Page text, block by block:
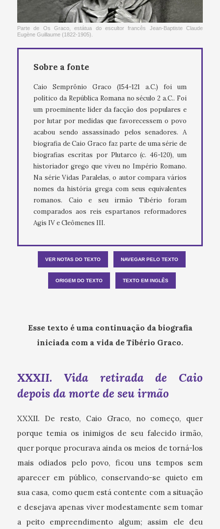
Parte de Os Graco, estátua do escultor francês Jean-Baptiste Claude
Eugène Guillaume (1822-1905).
Sobre a fonte
Caio Semprônio Graco (154-121 a.C.) foi um
político da República Romana no século 2 a.C.. Foi
um proeminente líder da facção dos populares e
por lutar por medidas que favorecessem o povo
acabou sendo assassinado pelos senadores. A
biografia de Caio Graco faz parte de uma série de
biografias escritas por Plutarco (c. 46-120), um
historiador grego que viveu no Império Romano.
Na série Vidas Paralelas, o autor compara vários
nomes da história grega com seus equivalentes
romanos. Caio e seu irmão Tibério foram
comparados aos reis espartanos reformadores
Agis IV e Cleômenes III.
VER NOTAS DO TEXTO NAVEGAR PELO TEXTO
ORIGEM DO TEXTO TEXTO EM INGLÊS
Esse texto é uma continuação da biografia
iniciada com a vida de Tibério Graco.
XXXII. Vida retirada de Caio
depois da morte de seu irmão
XXXII. De resto, Caio Graco, no começo, quer
porque temia os inimigos de seu falecido irmão,
quer porque procurava ainda os meios de torná-los
mais odiados pelo povo, ficou uns tempos sem
aparecer em público, conservando-se quieto em
sua casa, como quem está contente com a situação
e desejava apenas viver modestamente sem tomar
a peito empreendimento algum; assim ele deu